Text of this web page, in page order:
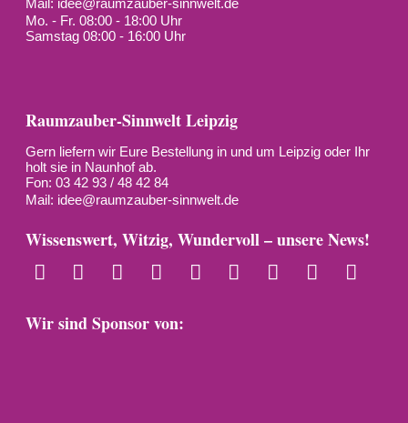
Mo. - Fr. 08:00 - 18:00 Uhr
Samstag 08:00 - 16:00 Uhr
Raumzauber-Sinnwelt Leipzig
Gern liefern wir Eure Bestellung in und um Leipzig oder Ihr
holt sie in Naunhof ab.
Fon: 03 42 93 / 48 42 84
Mail: idee@raumzauber-sinnwelt.de
Wissenswert, Witzig, Wundervoll – unsere News!
Wir sind Sponsor von: